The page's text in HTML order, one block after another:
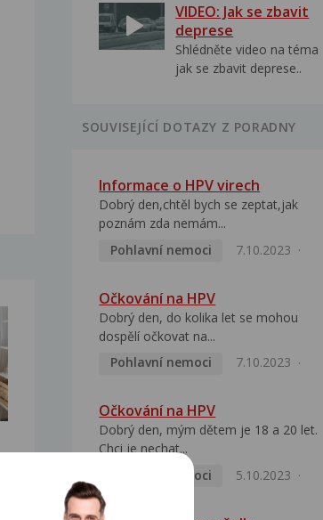
VIDEO: Jak se zbavit
deprese
Shlédněte video na téma
jak se zbavit deprese..
SOUVISEJÍCÍ DOTAZY Z PORADNY
Informace o HPV virech
Dobrý den,chtěl bych se zeptat,jak
poznám zda nemám...
Pohlavní nemoci
7.10.2023
Očkování na HPV
Dobrý den, do kolika let se mohou
dospělí očkovat na...
Pohlavní nemoci
7.10.2023
Očkování na HPV
Dobrý den, mým dětem je 18 a 20 let.
Chci je nechat...
Pohlavní nemoci
5.10.2023